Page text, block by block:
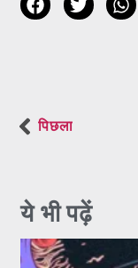
पिछला
ये भी पढ़ें